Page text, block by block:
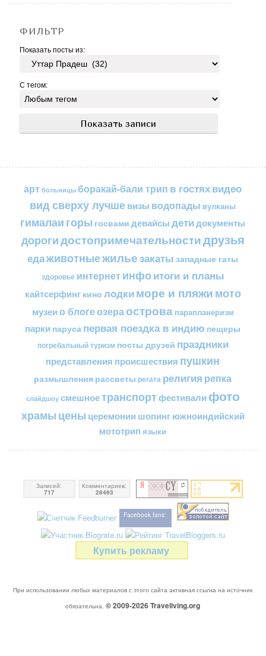
ФИЛЬТР
Показать посты из:
С тегом:
арт больницы боракай-бали трип в гостяхвидео
вид сверху лучшевизы водопады вулканы
гималаи горы госвами девайсы детидокументы
дорогидостопримечательностидрузья
едаживотныежильезакаты западные гаты
здоровье интернетинфоитоги и планы
кайтсерфинг кино лодкиморе и пляжимото
музеи о блогеозераострова парапланеризм
парки паруса первая поездка в индию пещеры
погребальный туризм посты друзей праздники
представления происшествия пушкин
размышления рассветы регата религия репка
слайдшоу смешноетранспортфестивали фото
храмы цены церемонии шопингюжноиндийский
мототрип языки
Записей:
717
Комментариев:
28463
Facebook fans:
Купить рекламу
При использовании любых материалов с этого сайта активная ссылка на источник
обязательна. © 2009-2026Traveliving.org